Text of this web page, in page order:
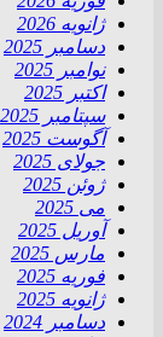
ژانویه 2026
دسامبر 2025
نوامبر 2025
اکتبر 2025
سپتامبر 2025
آگوست 2025
جولای 2025
ژوئن 2025
می 2025
آوریل 2025
مارس 2025
فوریه 2025
ژانویه 2025
دسامبر 2024